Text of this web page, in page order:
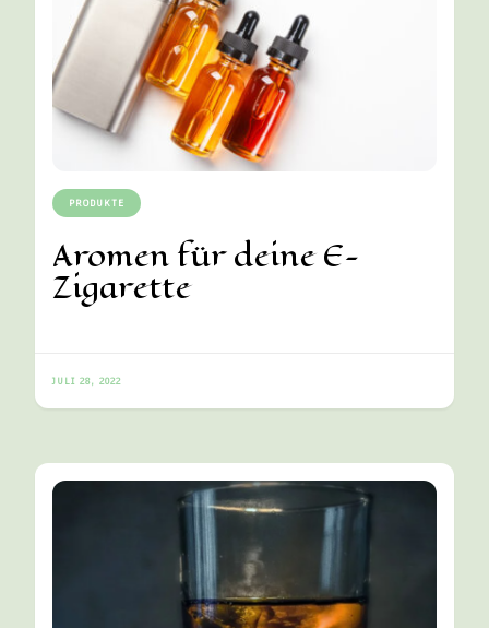
PRODUKTE
Aromen für deine E-
Zigarette
JULI 28, 2022